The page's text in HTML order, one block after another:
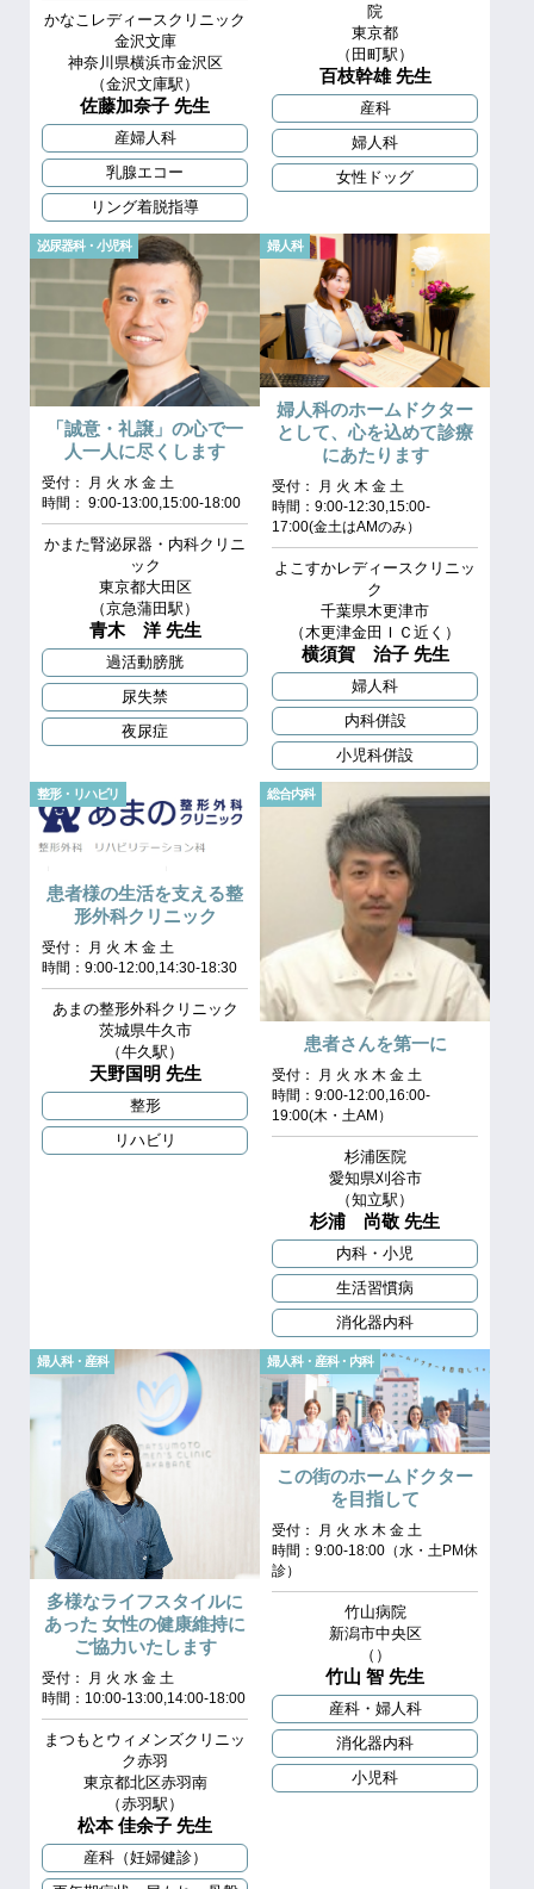
かなこレディースクリニック
金沢文庫
神奈川県横浜市金沢区
（金沢文庫駅）
佐藤加奈子 先生
産婦人科
乳腺エコー
リング着脱指導
院
東京都
（田町駅）
百枝幹雄 先生
産科
婦人科
女性ドッグ
泌尿器科・小児科
「誠意・礼譲」の心で一
人一人に尽くします
受付： 月 火 水 金 土
時間： 9:00-13:00,15:00-18:00
かまた腎泌尿器・内科クリニ
ック
東京都大田区
（京急蒲田駅）
青木 洋 先生
過活動膀胱
尿失禁
夜尿症
婦人科
婦人科のホームドクター
として、心を込めて診療
にあたります
受付： 月 火 木 金 土
時間：9:00-12:30,15:00-
17:00(金土はAMのみ）
よこすかレディースクリニッ
ク
千葉県木更津市
（木更津金田ＩＣ近く）
横須賀 治子 先生
婦人科
内科併設
小児科併設
整形・リハビリ
患者様の生活を支える整
形外科クリニック
受付： 月 火 木 金 土
時間：9:00-12:00,14:30-18:30
あまの整形外科クリニック
茨城県牛久市
（牛久駅）
天野国明 先生
整形
リハビリ
総合内科
患者さんを第一に
受付： 月 火 水 木 金 土
時間：9:00-12:00,16:00-
19:00(木・土AM）
杉浦医院
愛知県刈谷市
（知立駅）
杉浦 尚敬 先生
内科・小児
生活習慣病
消化器内科
婦人科・産科
多様なライフスタイルに
あった 女性の健康維持に
ご協力いたします
受付： 月 火 水 金 土
時間：10:00-13:00,14:00-18:00
まつもとウィメンズクリニッ
ク赤羽
東京都北区赤羽南
（赤羽駅）
松本 佳余子 先生
産科（妊婦健診）
婦人科・産科・内科
この街のホームドクター
を目指して
受付： 月 火 水 木 金 土
時間：9:00-18:00（水・土PM休
診）
竹山病院
新潟市中央区
（）
竹山 智 先生
産科・婦人科
消化器内科
小児科